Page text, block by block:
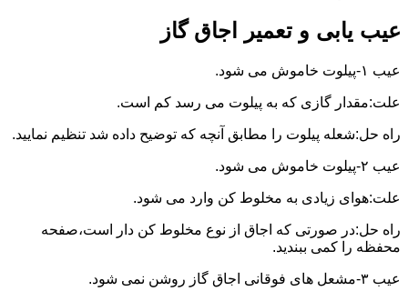
عیب یابی و تعمیر اجاق گاز
عیب ۱-پیلوت خاموش می شود.
علت:مقدار گازی که به پیلوت می رسد کم است.
راه حل:شعله پیلوت را مطابق آنچه که توضیح داده شد تنظیم نمایید.
عیب ۲-پیلوت خاموش می شود.
علت:هوای زیادی به مخلوط کن وارد می شود.
راه حل:در صورتی که اجاق از نوع مخلوط کن دار است،صفحه
محفظه را کمی ببندید.
عیب ۳-مشعل های فوقانی اجاق گاز روشن نمی شود.